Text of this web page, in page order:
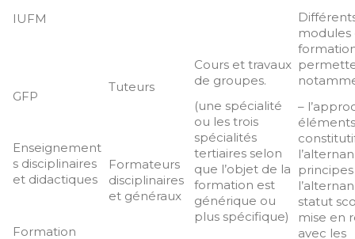
IUFM
GFP
Enseignement
s disciplinaires
et didactiques
Formation
Tuteurs
Formateurs
disciplinaires
et généraux
Cours et travaux
de groupes.
(une spécialité
ou les trois
spécialités
tertiaires selon
que l’objet de la
formation est
générique ou
plus spécifique)
modules
–
éléments
statut
mise en
avec les